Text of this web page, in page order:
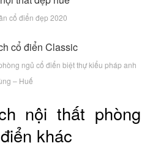
cổ điển đẹp 2020
ngủ cổ điển biệt thự kiểu pháp anh
– Huế
nội thất phòng
khác